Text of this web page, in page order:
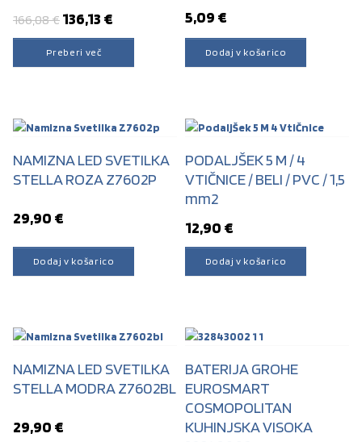
166,08€ Izvirna cena je bila: 166,08 €.
136,13 € Trenutna cena je: 136,13 €.
Preberi več
5,09 €
Dodaj v košarico
NAMIZNA LED SVETILKA
STELLA ROZA Z7602P
29,90 €
Dodaj v košarico
PODALJŠEK 5 M / 4
VTIČNICE / BELI / PVC / 1,5
mm2
12,90 €
Dodaj v košarico
NAMIZNA LED SVETILKA
STELLA MODRA Z7602BL
29,90 €
BATERIJA GROHE
EUROSMART
COSMOPOLITAN
KUHINJSKA VISOKA